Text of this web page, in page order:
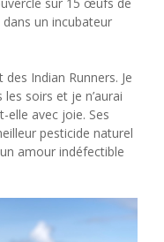
un incubateur
Indian Runners. Je
soirs et je n’aurai
elle avec joie. Ses
pesticide naturel
amour indéfectible